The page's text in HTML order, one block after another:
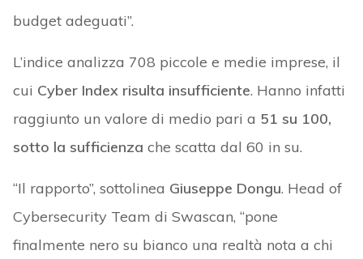
budget adeguati”.
L’indice analizza 708 piccole e medie imprese, il
cui Cyber Index risulta insufficiente. Hanno infatti
raggiunto un valore di medio pari a 51 su 100,
sotto la sufficienza che scatta dal 60 in su.
“Il rapporto”, sottolinea Giuseppe Dongu. Head of
Cybersecurity Team di Swascan, “pone
finalmente nero su bianco una realtà nota a chi